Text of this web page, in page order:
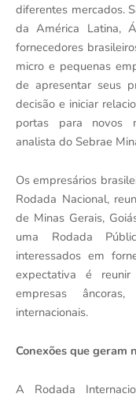
diferentes mercados.
da América Latina,
fornecedores
micro e pequenas
de apresentar seus
decisão e iniciar
portas para novos
analista do Sebrae
Os empresários
Rodada Nacional,
de Minas Gerais,
uma Rodada
interessados em
expectativa é
empresas
internacionais.
Conexões que geram
A Rodada